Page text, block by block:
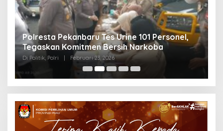
Polresta Pekanbaru Tes Urine 101 Personel,
Tegaskan Komitmen Bersih Narkoba
Di Politik, Polri Februari 23, 2026